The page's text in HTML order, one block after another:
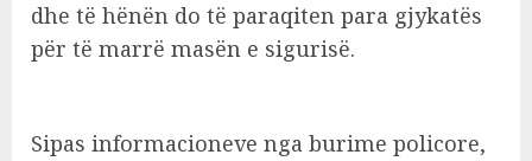
dhe të hënën do të paraqiten para gjykatës
për të marrë masën e sigurisë.
Sipas informacioneve nga burime policore,